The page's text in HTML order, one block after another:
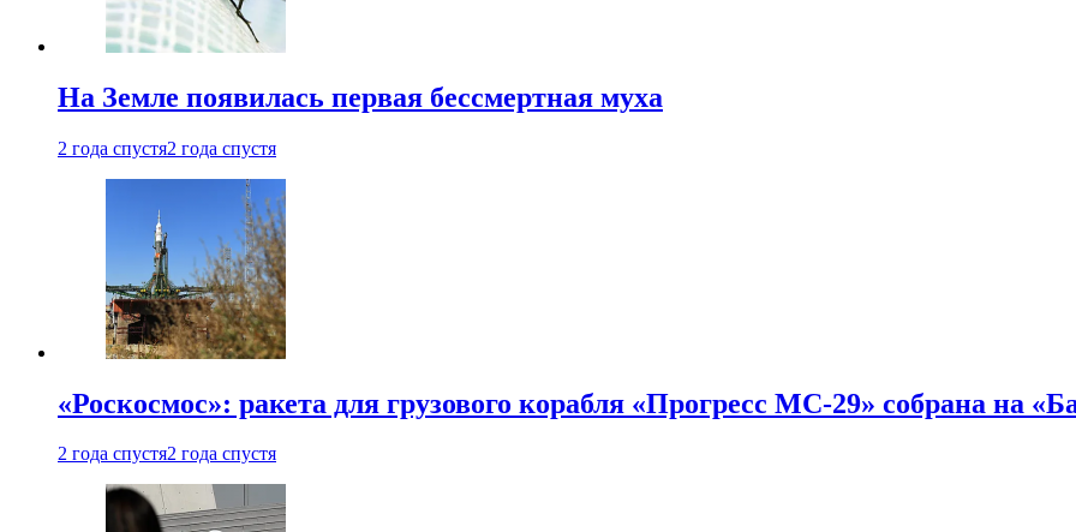
На Земле появилась первая бессмертная муха
2 года спустя2 года спустя
«Роскосмос»: ракета для грузового корабля «Прогресс МС-29» собрана на
2 года спустя2 года спустя